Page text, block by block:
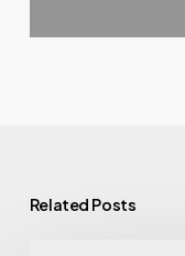
Related Posts